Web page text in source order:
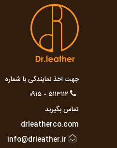
جهت اخذ نمایندگی با شماره
۵۱۱۳۱۱۲ - ۰۹۱۵
تماس بگیرید
drleatherco.com
info@drleather.ir